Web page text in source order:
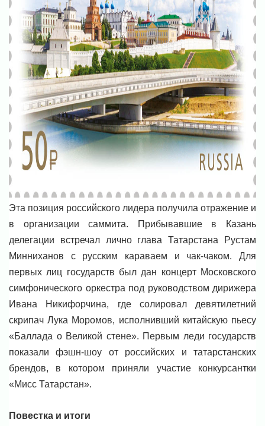
Эта позиция российского лидера получила отражение и
в организации саммита. Прибывавшие в Казань
делегации встречал лично глава Татарстана Рустам
Минниханов с русским караваем и чак-чаком. Для
первых лиц государств был дан концерт Московского
симфонического оркестра под руководством дирижера
Ивана Никифорчина, где солировал девятилетний
скрипач Лука Моромов, исполнивший китайскую пьесу
«Баллада о Великой стене». Первым леди государств
показали фэшн-шоу от российских и татарстанских
брендов, в котором приняли участие конкурсантки
«Мисс Татарстан».
Повестка и итоги